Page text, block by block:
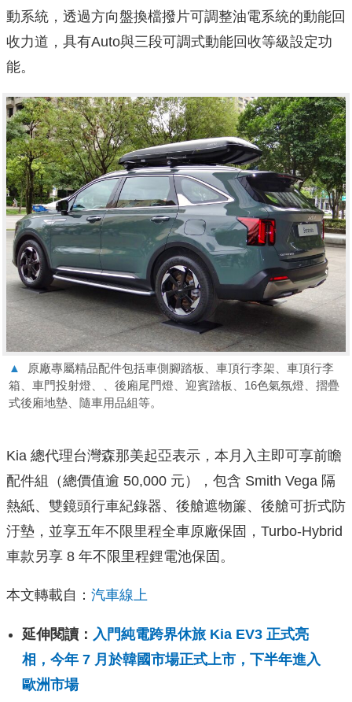
動系統，透過方向盤換檔撥片可調整油電系統的動能回
收力道，具有Auto與三段可調式動能回收等級設定功
能。
▲
原廠專屬精品配件包括車側腳踏板、車頂行李架、車頂行李
箱、車門投射燈、、後廂尾門燈、迎賓踏板、16色氣氛燈、摺疊
式後廂地墊、隨車用品組等。
Kia 總代理台灣森那美起亞表示，本月入主即可享前瞻
配件組（總價值逾 50,000 元），包含 Smith Vega 隔
熱紙、雙鏡頭行車紀錄器、後艙遮物簾、後艙可折式防
汙墊，並享五年不限里程全車原廠保固，Turbo-Hybrid
車款另享 8 年不限里程鋰電池保固。
本文轉載自： 汽車線上
延伸閱讀： 入門純電跨界休旅 Kia EV3 正式亮
相，今年 7 月於韓國市場正式上市，下半年進入
歐洲市場